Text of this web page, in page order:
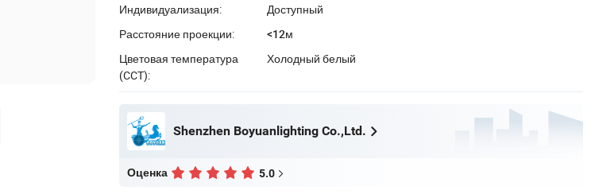
Индивидуализация:
Доступный
Расстояние проекции:
<12м
Цветовая температура
(CCT):
Холодный белый
Shenzhen Boyuanlighting Co.,Ltd.
Оценка 5.0